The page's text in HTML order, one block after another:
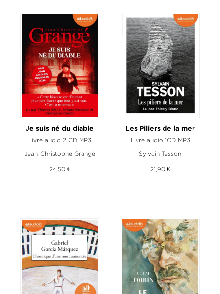
Je suis né du diable
Livre audio 2 CD MP3
Jean-Christophe Grangé
24,50 €
Les Piliers de la mer
Livre audio 1CD MP3
Sylvain Tesson
21,90 €